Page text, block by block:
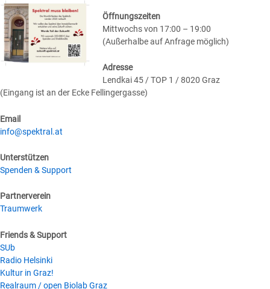
Öffnungszeiten
Mittwochs von 17:00 – 19:00
(Außerhalbe auf Anfrage möglich)
Adresse
Lendkai 45 / TOP 1 / 8020 Graz
(Eingang ist an der Ecke Fellingergasse)
Email
info@spektral.at
Unterstützen
Spenden & Support
Partnerverein
Traumwerk
Friends & Support
SUb
Radio Helsinki
Kultur in Graz!
Realraum / open Biolab Graz